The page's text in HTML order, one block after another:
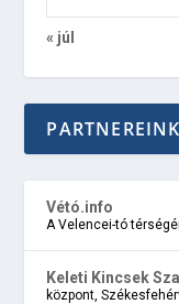
« júl
PARTNEREINK
Vétó.info
A Velencei-tó
Keleti Kincsek
központ,